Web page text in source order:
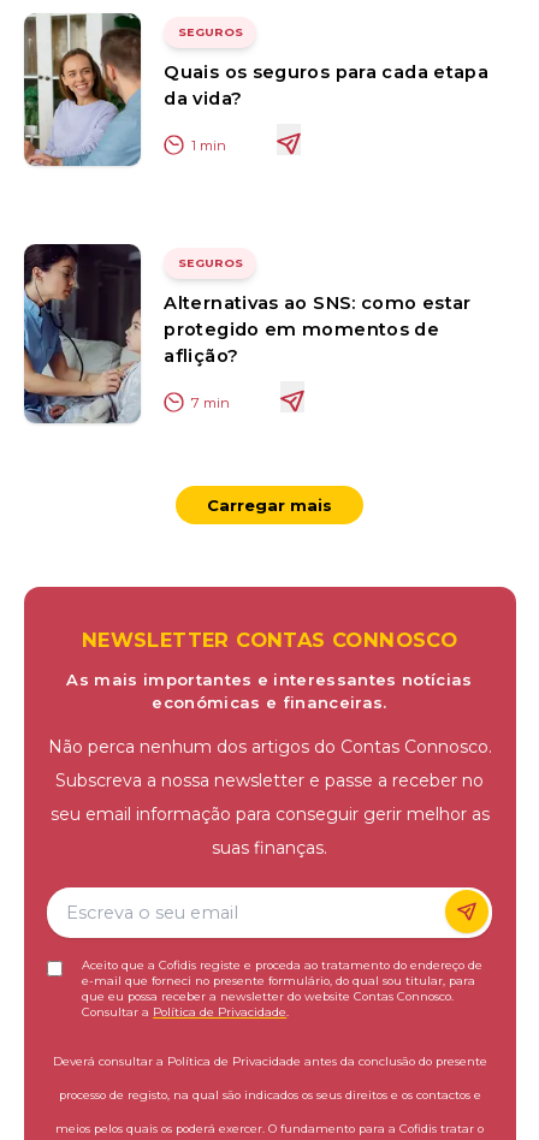
SEGUROS
Quais os seguros para cada etapa
da vida?
1 min
SEGUROS
Alternativas ao SNS: como estar
protegido em momentos de
aflição?
7 min
Carregar mais
NEWSLETTER CONTAS CONNOSCO
As mais importantes e interessantes notícias
económicas e financeiras.
Não perca nenhum dos artigos do Contas Connosco.
Subscreva a nossa newsletter e passe a receber no
seu email informação para conseguir gerir melhor as
suas finanças.
Aceito que a Cofidis registe e proceda ao tratamento do endereço de
e-mail que forneci no presente formulário, do qual sou titular, para
que eu possa receber a newsletter do website Contas Connosco.
Consultar a Política de Privacidade
Deverá consultar a Política de Privacidade antes da conclusão do presente
processo de registo, na qual são indicados os seus direitos e os contactos e
meios pelos quais os poderá exercer. O fundamento para a Cofidis tratar o